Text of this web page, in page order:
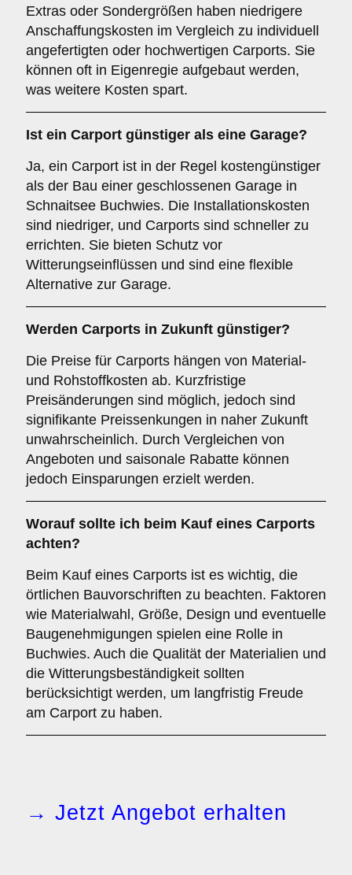
Extras oder Sondergrößen haben niedrigere
Anschaffungskosten im Vergleich zu individuell
angefertigten oder hochwertigen Carports. Sie
können oft in Eigenregie aufgebaut werden,
was weitere Kosten spart.
Ist ein Carport günstiger als eine Garage?
Ja, ein Carport ist in der Regel kostengünstiger
als der Bau einer geschlossenen Garage in
Schnaitsee Buchwies. Die Installationskosten
sind niedriger, und Carports sind schneller zu
errichten. Sie bieten Schutz vor
Witterungseinflüssen und sind eine flexible
Alternative zur Garage.
Werden Carports in Zukunft günstiger?
Die Preise für Carports hängen von Material-
und Rohstoffkosten ab. Kurzfristige
Preisänderungen sind möglich, jedoch sind
signifikante Preissenkungen in naher Zukunft
unwahrscheinlich. Durch Vergleichen von
Angeboten und saisonale Rabatte können
jedoch Einsparungen erzielt werden.
Worauf sollte ich beim Kauf eines Carports
achten?
Beim Kauf eines Carports ist es wichtig, die
örtlichen Bauvorschriften zu beachten. Faktoren
wie Materialwahl, Größe, Design und eventuelle
Baugenehmigungen spielen eine Rolle in
Buchwies. Auch die Qualität der Materialien und
die Witterungsbeständigkeit sollten
berücksichtigt werden, um langfristig Freude
am Carport zu haben.
→ Jetzt Angebot erhalten